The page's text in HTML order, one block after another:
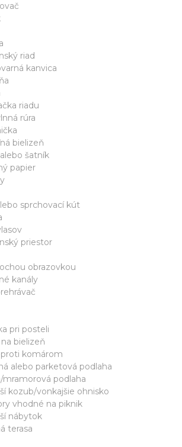
riad
kanvica
riadu
rúra
bielizeň
šatník
papier
sprchovací kút
priestor
obrazovkou
kanály
pri posteli
na bielizeň
komárom
alebo parketová podlaha
mramorová podlaha
kozub/vonkajšie ohnisko
vhodné na piknik
nábytok
terasa